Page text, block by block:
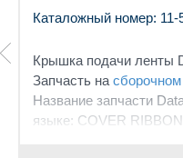
Каталожный номер: 11-
Крышка подачи ленты
Запчасть на
Название запчасти
языке: COVER